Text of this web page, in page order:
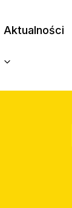
Aktualności